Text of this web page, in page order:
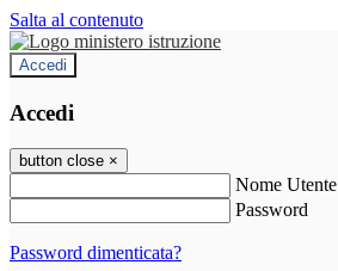
Salta al contenuto
Accedi
Accedi
button close ×
Nome Utente
Password
Password dimenticata?